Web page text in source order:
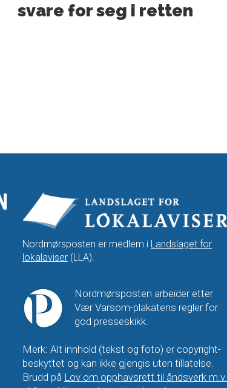
svare for seg i retten
Nordmørsposten er medlem i Landslaget for
lokalaviser(LLA).
Nordmørsposten arbeider etter
Vær Varsom-plakatens regler for
god presseskikk.
Merk: Alt innhold (tekst og foto) er copyright-
beskyttet og kan ikke gjengis uten tillatelse.
Brudd på Lov om opphavsrett til åndsverk m.v.